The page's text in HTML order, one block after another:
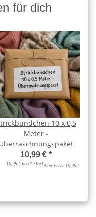
für dich
10 x 0,5
Meter -
Überraschnungspaket
10,99 € *
10,99 € pro 1 StückAlter Preis:19,99 €